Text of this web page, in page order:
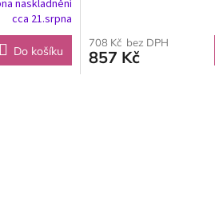
naskladnění
cca 21.srpna
Do košíku
708 Kč bez DPH
857 Kč